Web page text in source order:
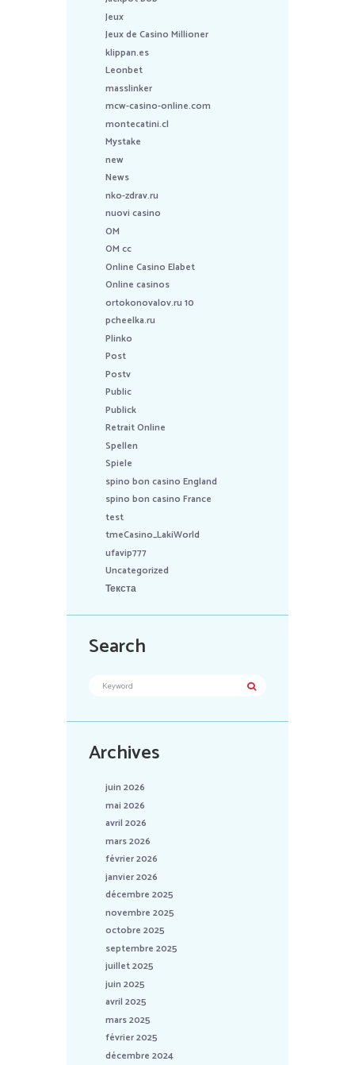
Jeux
Jeux de Casino Millioner
klippan.es
Leonbet
masslinker
mcw-casino-online.com
montecatini.cl
Mystake
new
News
nko-zdrav.ru
nuovi casino
OM
OM cc
Online Casino Elabet
Online casinos
ortokonovalov.ru 10
pcheelka.ru
Plinko
Post
Postv
Public
Publick
Retrait Online
Spellen
Spiele
spino bon casino England
spino bon casino France
test
tmeCasino_LakiWorld
ufavip777
Uncategorized
Текста
Search
Archives
juin 2026
mai 2026
avril 2026
mars 2026
février 2026
janvier 2026
décembre 2025
novembre 2025
octobre 2025
septembre 2025
juillet 2025
juin 2025
avril 2025
mars 2025
février 2025
décembre 2024